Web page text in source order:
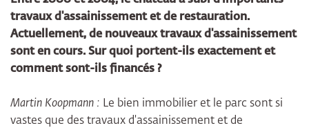
travaux d'assainissement et de restauration.
Actuellement, de nouveaux travaux d'assainissement
sont en cours. Sur quoi portent-ils exactement et
comment sont-ils financés ?
Martin Koopmann : Le bien immobilier et le parc sont si
vastes que des travaux d'assainissement et de